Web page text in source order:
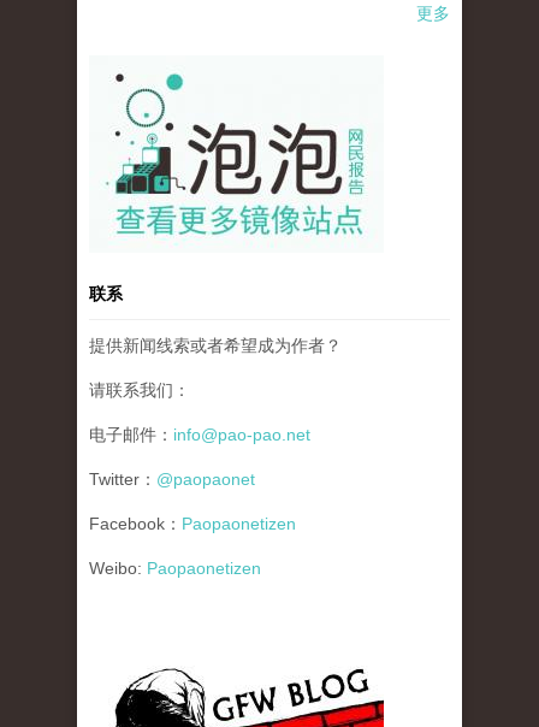
更多
pao-pao-banner-mirror-site-120814.jpg
联系
提供新闻线索或者希望成为作者？
请联系我们：
电子邮件： info@pao-pao.net
Twitter： @paopaonet
Facebook： Paopaonetizen
Weibo: Paopaonetizen
gfw_blog_small.jpg